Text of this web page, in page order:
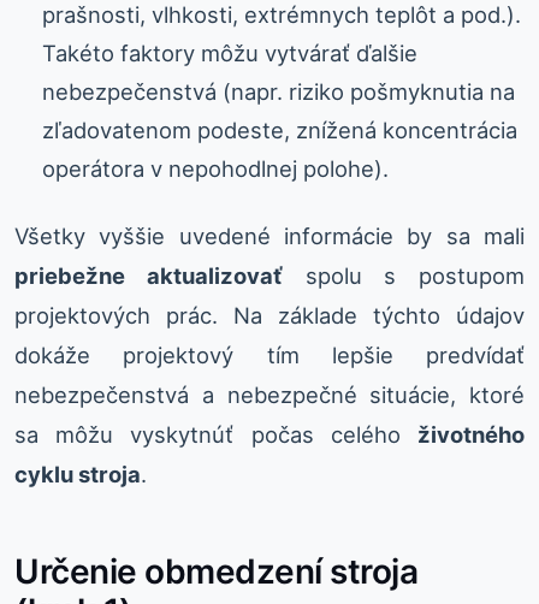
prašnosti, vlhkosti, extrémnych teplôt a pod.).
Takéto faktory môžu vytvárať ďalšie
nebezpečenstvá (napr. riziko pošmyknutia na
zľadovatenom podeste, znížená koncentrácia
operátora v nepohodlnej polohe).
Všetky vyššie uvedené informácie by sa mali
priebežne aktualizovaťspolu s postupom
projektových prác. Na základe týchto údajov
dokáže projektový tím lepšie predvídať
nebezpečenstvá a nebezpečné situácie, ktoré
sa môžu vyskytnúť počas celého životného
cyklu stroja.
Určenie obmedzení stroja